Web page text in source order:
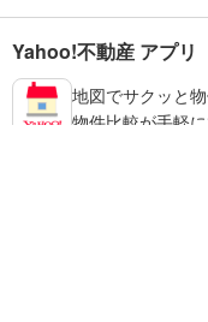
Yahoo!不動産 アプリ
地図でサクッと
物件比較が手軽